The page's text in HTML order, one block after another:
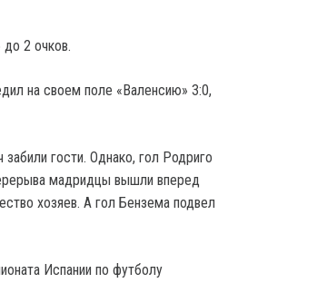
2 очков.
на своем поле «Валенсию» 3:0,
гости. Однако, гол Родриго
мадридцы вышли вперед
хозяев. А гол Бензема подвел
Испании по футболу